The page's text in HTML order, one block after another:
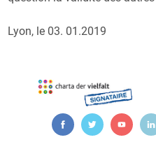
Lyon, le 03. 01.2019